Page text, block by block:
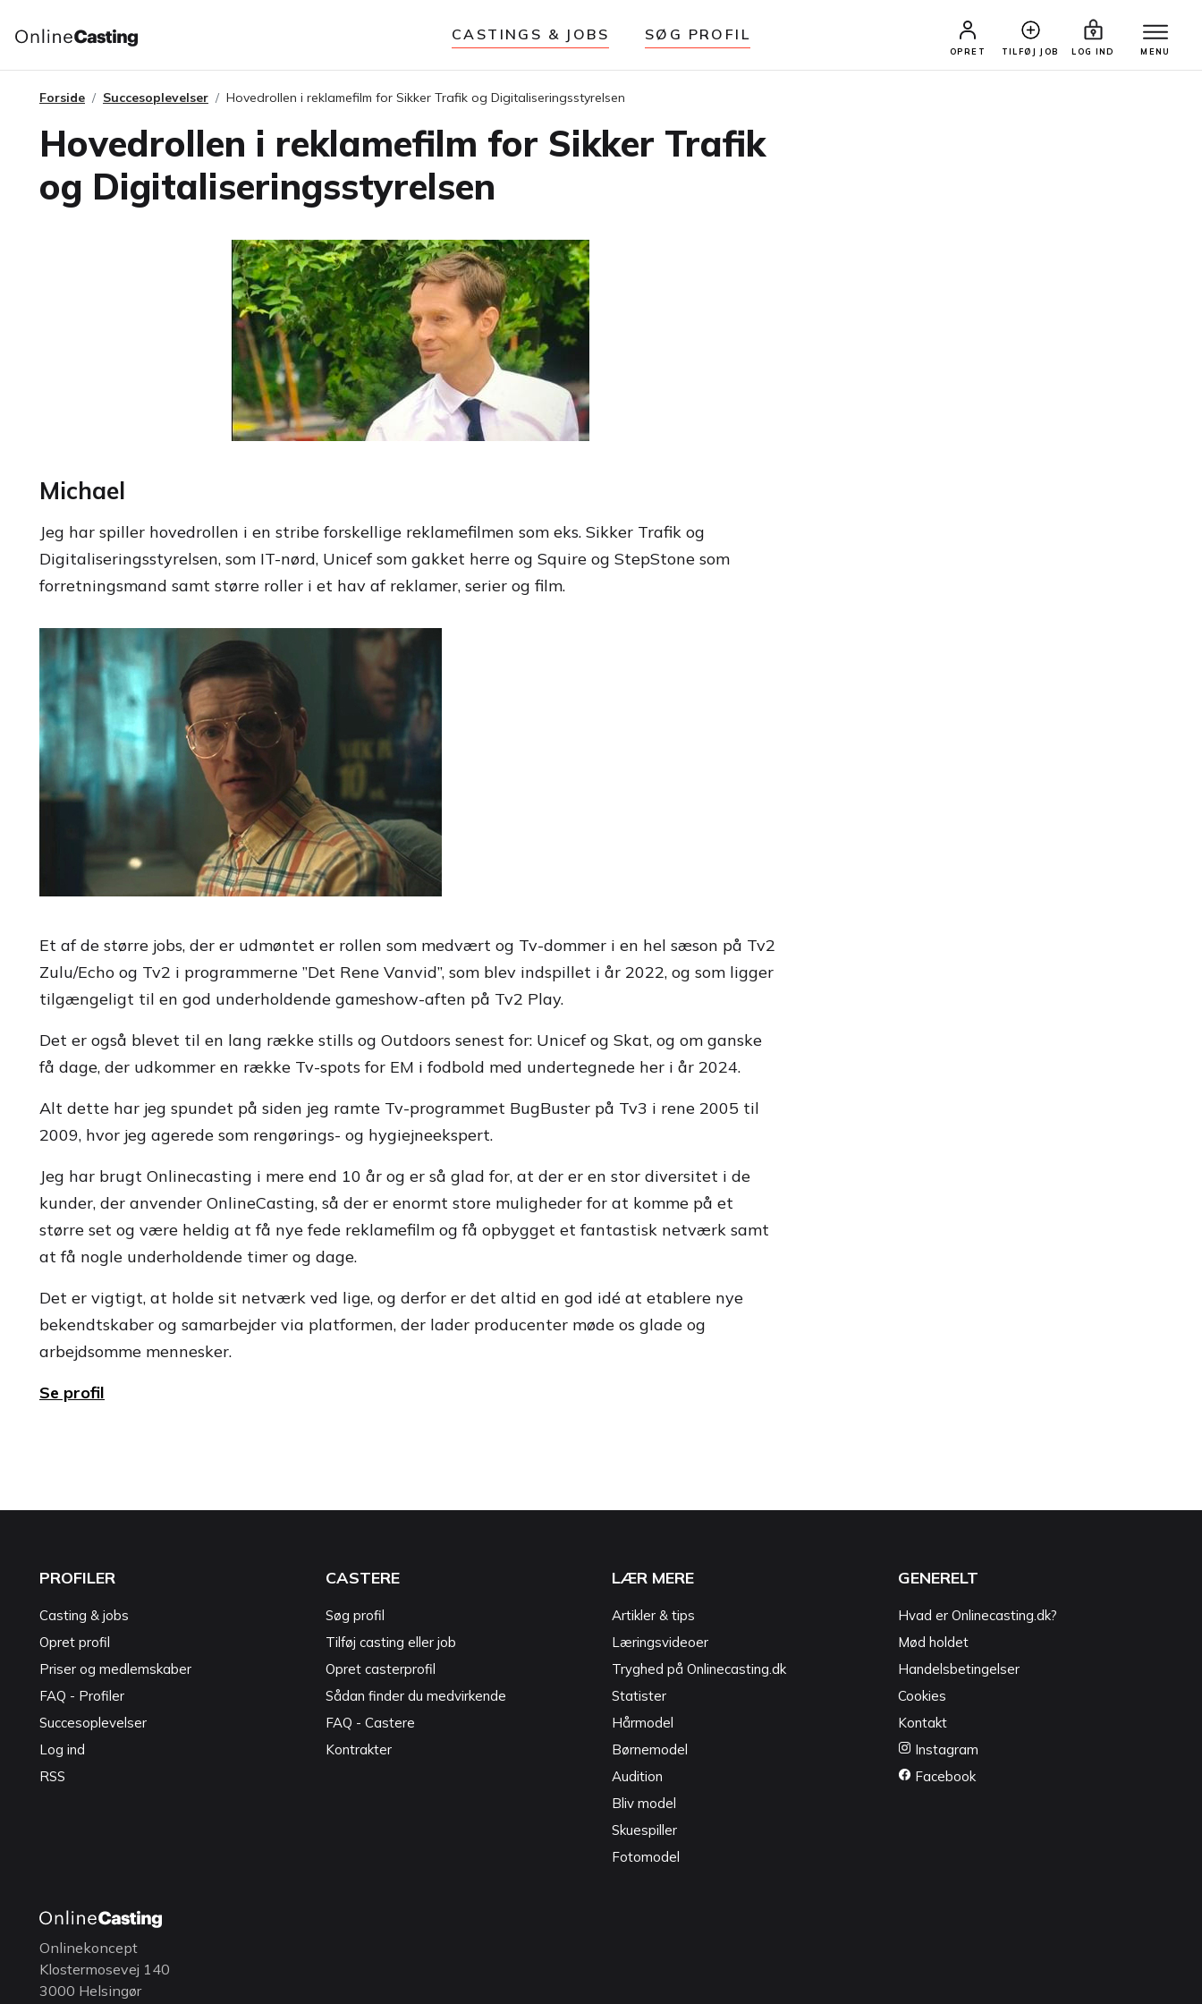
CASTINGS & JOBS SØG PROFIL
OPRET TILFØJ JOB LOG IND MENU
Forside Succesoplevelser Hovedrollen i reklamefilm for Sikker Trafik og Digitaliseringsstyrelsen
Hovedrollen i reklamefilm for Sikker Trafik
og Digitaliseringsstyrelsen
Michael
Jeg har spiller hovedrollen i en stribe forskellige reklamefilmen som eks. Sikker Trafik og
Digitaliseringsstyrelsen, som IT-nørd, Unicef som gakket herre og Squire og StepStone som
forretningsmand samt større roller i et hav af reklamer, serier og film.
Et af de større jobs, der er udmøntet er rollen som medvært og Tv-dommer i en hel sæson på Tv2
Zulu/Echo og Tv2 i programmerne ”Det Rene Vanvid”, som blev indspillet i år 2022, og som ligger
tilgængeligt til en god underholdende gameshow-aften på Tv2 Play.
Det er også blevet til en lang række stills og Outdoors senest for: Unicef og Skat, og om ganske
få dage, der udkommer en række Tv-spots for EM i fodbold med undertegnede her i år 2024.
Alt dette har jeg spundet på siden jeg ramte Tv-programmet BugBuster på Tv3 i rene 2005 til
2009, hvor jeg agerede som rengørings- og hygiejneekspert.
Jeg har brugt Onlinecasting i mere end 10 år og er så glad for, at der er en stor diversitet i de
kunder, der anvender OnlineCasting, så der er enormt store muligheder for at komme på et
større set og være heldig at få nye fede reklamefilm og få opbygget et fantastisk netværk samt
at få nogle underholdende timer og dage.
Det er vigtigt, at holde sit netværk ved lige, og derfor er det altid en god idé at etablere nye
bekendtskaber og samarbejder via platformen, der lader producenter møde os glade og
arbejdsomme mennesker.
Se profil
PROFILER
Casting & jobs
Opret profil
Priser og medlemskaber
FAQ - Profiler
Succesoplevelser
Log ind
RSS
CASTERE
Søg profil
Tilføj casting eller job
Opret casterprofil
Sådan finder du medvirkende
FAQ - Castere
Kontrakter
LÆR MERE
Artikler & tips
Læringsvideoer
Tryghed på Onlinecasting.dk
Statister
Hårmodel
Børnemodel
Audition
Bliv model
Skuespiller
Fotomodel
GENERELT
Hvad er Onlinecasting.dk?
Mød holdet
Handelsbetingelser
Cookies
Kontakt
Instagram
Facebook
Onlinekoncept
Klostermosevej 140
3000 Helsingør